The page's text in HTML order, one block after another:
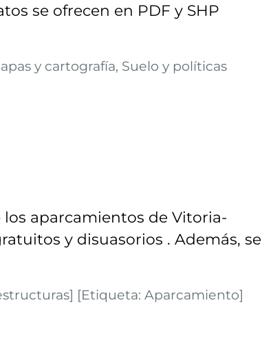
se ofrecen en PDF y SHP
y cartografía, Suelo y políticas
aparcamientos de Vitoria-
y disuasorios . Además, se
[Etiqueta: Aparcamiento]